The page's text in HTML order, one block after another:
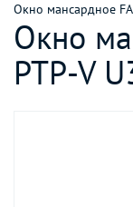
Окно мансардное
Окно
PTP-V